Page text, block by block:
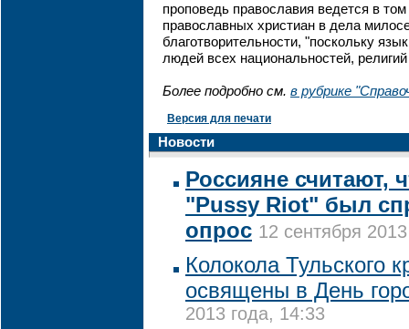
проповедь православия ведется в
православных христиан в дела
благотворительности, "поскольку
людей всех национальностей, религий
Более подробно см. в рубрике
Версия для печати
Новости
Россияне считают,
"Pussy Riot" был
опрос 12 сентября
Колокола Тульского
освящены в День
2013 года, 14:33